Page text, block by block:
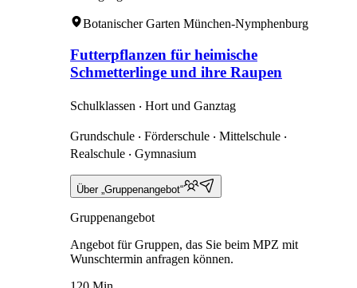
Botanischer Garten München-Nymphenburg
Futterpflanzen für heimische
Schmetterlinge und ihre Raupen
Schulklassen ‧ Hort und Ganztag
Grundschule ‧ Förderschule ‧ Mittelschule ‧
Realschule ‧ Gymnasium
Über „Gruppenangebot“
Gruppenangebot
Angebot für Gruppen, das Sie beim MPZ mit
Wunschtermin anfragen können.